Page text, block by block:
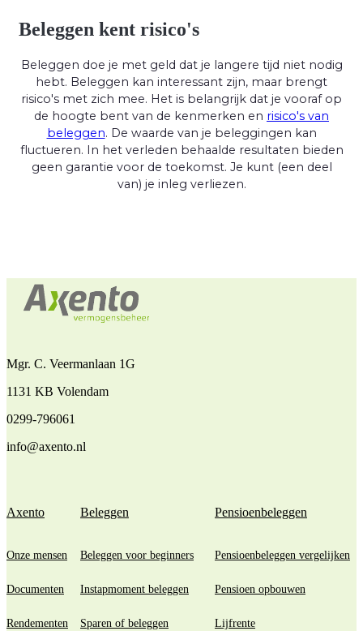
Beleggen kent risico's
Beleggen doe je met geld dat je langere tijd niet nodig
hebt. Beleggen kan interessant zijn, maar brengt
risico's met zich mee. Het is belangrijk dat je vooraf op
de hoogte bent van de kenmerken en risico's van
beleggen. De waarde van je beleggingen kan
fluctueren. In het verleden behaalde resultaten bieden
geen garantie voor de toekomst. Je kunt (een deel
van) je inleg verliezen.
Mgr. C. Veermanlaan 1G
1131 KB Volendam
0299-796061
info@axento.nl
Axento
Onze mensen
Documenten
Rendementen
Beleggen
Beleggen voor beginners
Instapmoment beleggen
Sparen of beleggen
Pensioenbeleggen
Pensioenbeleggen vergelijken
Pensioen opbouwen
Lijfrente